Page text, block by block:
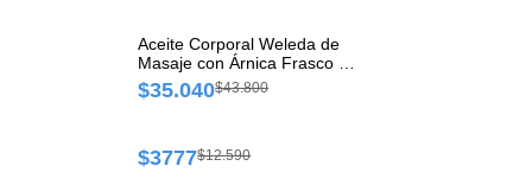
Aceite Corporal Weleda de
Masaje con Árnica Frasco x
50 ml
$35.040$43.800
Gel Bio Oil Tarro x 50 ml
$3777$12.590